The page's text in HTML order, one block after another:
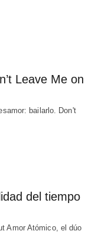
Leave Me on
bailarlo. Don't
del tiempo
Amor Atómico, el dúo